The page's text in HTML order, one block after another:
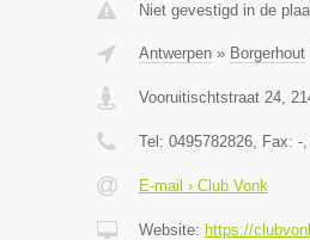
Niet gevestigd in de
Antwerpen» Borgerhout|
Vooruitischtstraat 24,
Tel: 0495782826, Fax: -,
E-mail › Club Vonk
Website: https://